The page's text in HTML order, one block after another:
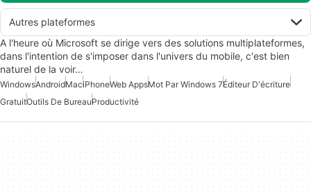
Autres plateformes
A l'heure où Microsoft se dirige vers des solutions multiplateformes,
dans l'intention de s'imposer dans l'univers du mobile, c'est bien
naturel de la voir…
WindowsAndroidMaciPhoneWeb AppsMot Par Windows 7Éditeur D'écriture
GratuitOutils De BureauProductivité